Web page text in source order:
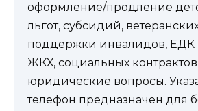
оформление/продление
льгот, субсидий,
поддержки инвалидов, ЕДК
ЖКХ, социальных
юридические вопросы.
телефон предназначен для